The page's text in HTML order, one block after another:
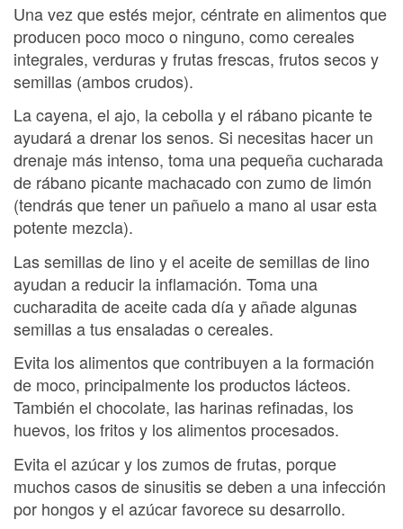
Una vez que estés mejor, céntrate en alimentos que
producen poco moco o ninguno, como cereales
integrales, verduras y frutas frescas, frutos secos y
semillas (ambos crudos).
La cayena, el ajo, la cebolla y el rábano picante te
ayudará a drenar los senos. Si necesitas hacer un
drenaje más intenso, toma una pequeña cucharada
de rábano picante machacado con zumo de limón
(tendrás que tener un pañuelo a mano al usar esta
potente mezcla).
Las semillas de lino y el aceite de semillas de lino
ayudan a reducir la inflamación. Toma una
cucharadita de aceite cada día y añade algunas
semillas a tus ensaladas o cereales.
Evita los alimentos que contribuyen a la formación
de moco, principalmente los productos lácteos.
También el chocolate, las harinas refinadas, los
huevos, los fritos y los alimentos procesados.
Evita el azúcar y los zumos de frutas, porque
muchos casos de sinusitis se deben a una infección
por hongos y el azúcar favorece su desarrollo.